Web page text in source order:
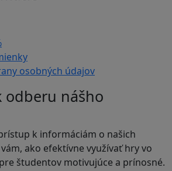
osobných údajov
odberu nášho
k informáciám o našich
ako efektívne využívať hry vo
študentov motivujúce a prínosné.